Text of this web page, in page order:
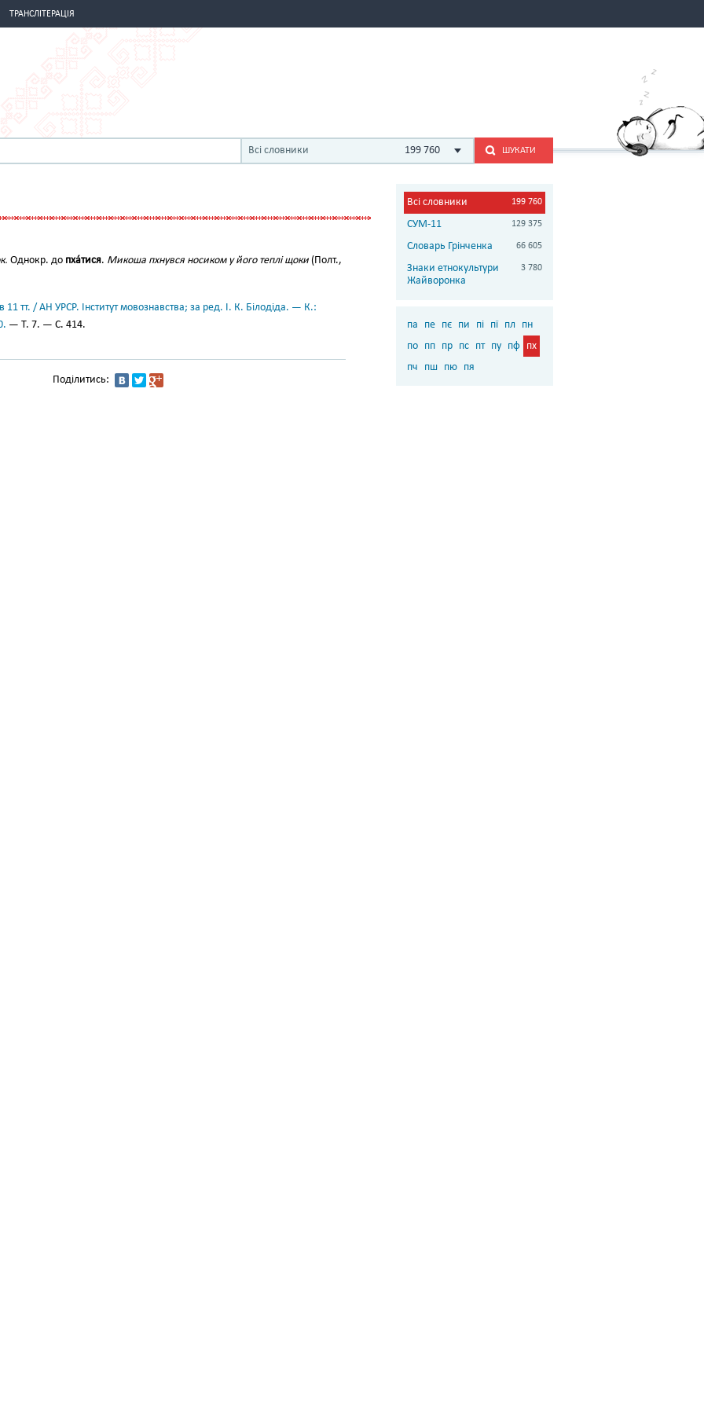
ТРАНСЛІТЕРАЦІЯ
Всі словники 199 760 ШУКАТИ
Однокр. до пха́тися. Микоша пхнувся носиком у його теплі щоки (Полт.,
11 тт. / АН УРСР. Інститут мовознавства; за ред. І. К. Білодіда. — К.:
— Т. 7. — С. 414.
Поділитись:
Всі словники 199 760
СУМ-11 129 375
Словарь Грінченка 66 605
Знаки етнокультури
Жайворонка
3 780
па пе пє пи пі пї пл
пн
по пп пр пс пт пу пф пх
пч
пш пю пя